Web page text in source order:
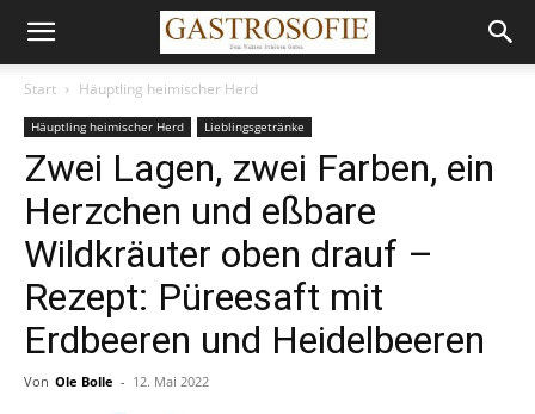
Start Häuptling heimischer Herd
Häuptling heimischer Herd Lieblingsgetränke
Zwei Lagen, zwei Farben, ein
Herzchen und eßbare
Wildkräuter oben drauf –
Rezept: Püreesaft mit
Erdbeeren und Heidelbeeren
Von Ole Bolle - 12. Mai 2022